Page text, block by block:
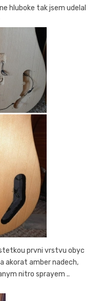
hluboke tak jsem udelal
prvni vrstvu obyc
akorat amber nadech,
nitro sprayem ..